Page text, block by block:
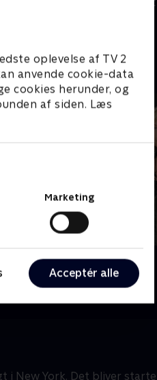
oplevelse af TV 2
anvende cookie-data
cookies herunder, og
af siden. Læs
Marketing
Acceptér alle
20. september
Fornyet mistanke
& Spænding • 2 sæsoner
i New York. Det bliver